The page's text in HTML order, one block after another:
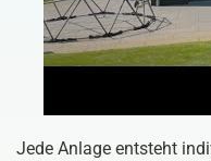
Jede Anlage entsteht